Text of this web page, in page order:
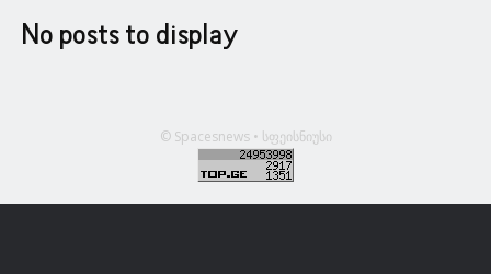
No posts to display
© Spacesnews • სფეისნიუსი